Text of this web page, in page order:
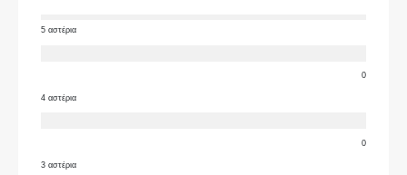
5 αστέρια
0
4 αστέρια
0
3 αστέρια